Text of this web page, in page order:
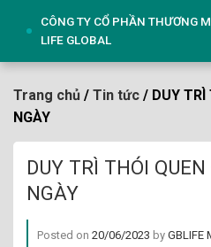
CÔNG TY CỔ PHẦN THƯƠNG
LIFE GLOBAL
Trang chủ / Tin tức / DUY TRÌ
NGÀY
DUY TRÌ THÓI
NGÀY
Posted on 20/06/2023 by GBLIFE